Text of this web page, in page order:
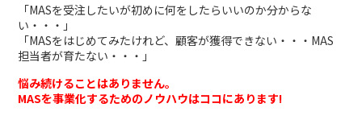
「MASを受注したいが初めに何をしたらいいのか分からな
い・・・」
「MASをはじめてみたけれど、顧客が獲得できない・・・MAS
担当者が育たない・・・」
悩み続けることはありません。
MASを事業化するためのノウハウはココにあります!